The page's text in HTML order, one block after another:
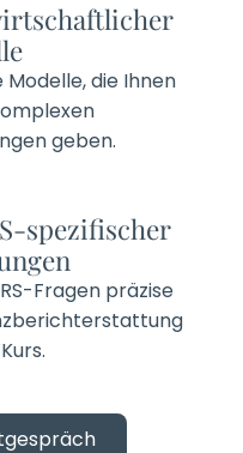
die Ihnen
geben.
spezifischer
Fragen präzise